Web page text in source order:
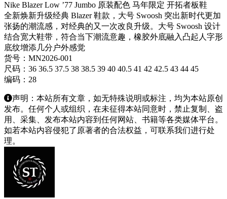
Nike Blazer Low ’77 Jumbo 原装配色 马年限定 开拓者板鞋
全新焕新升级经典 Blazer 鞋款，大号 Swoosh 突出新时代更加
张扬的潮流感，对经典的又一次改良升级。大号 Swoosh 设计
结合宽大鞋带，符合当下潮流意趣，橡胶外底融入凸起人字形
底纹增添几分户外感觉
货号：MN2026-001
尺码：36 36.5 37.5 38 38.5 39 40 40.5 41 42 42.5 43 44 45
编码：28
声明：本站所有文章，如无特殊说明或标注，均为本站原创
发布。任何个人或组织，在未征得本站同意时，禁止复制、盗
用、采集、发布本站内容到任何网站、书籍等各类媒体平台。
如若本站内容侵犯了原著者的合法权益，可联系我们进行处
理。